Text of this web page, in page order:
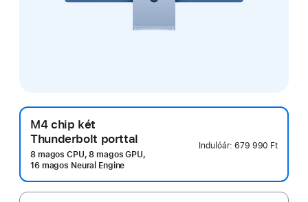
M4 chip két
Thunderbolt porttal
8 magos CPU, 8 magos GPU,
16 magos Neural Engine
Indulóár:679 990 Ft